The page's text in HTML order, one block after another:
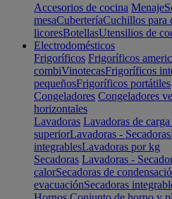
Accesorios de cocina Menaje
mesaCuberteríaCuchillos para
licoresBotellasUtensilios de
Electrodomésticos
Frigoríficos Frigoríficos
combiVinotecasFrigoríficos
pequeñosFrigoríficos portátiles
Congeladores Congeladores
horizontales
Lavadoras Lavadoras de
superiorLavadoras - Secadoras
integrablesLavadoras por kg
Secadoras Lavadoras -
calorSecadoras de
evacuaciónSecadoras